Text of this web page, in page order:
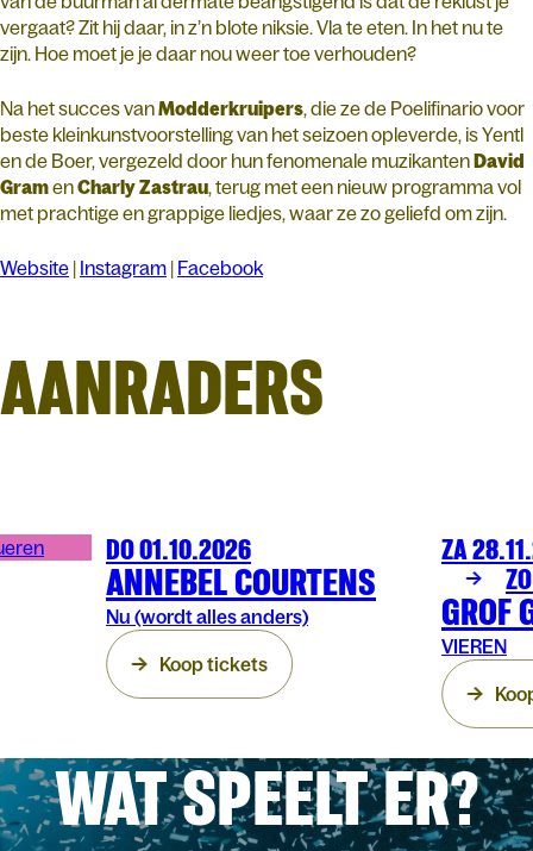
vergaat? Zit hij daar, in z’n blote niksie. Vla te eten. In het nu te
zijn. Hoe moet je je daar nou weer toe verhouden?
Na het succes vanModderkruipers , die ze de Poelifinario voor
beste kleinkunstvoorstelling van het seizoen opleverde, is Yentl
en de Boer, vergezeld door hun fenomenale muzikantenDavid
GramenCharly Zastrau , terug met een nieuw programma vol
met prachtige en grappige liedjes, waar ze zo geliefd om zijn.
Website | Instagram | Facebook
AANRADERS
COMEDYARENBERG
DO 01.10.2026
ANNEBEL COURTENS
Nu (wordt alles anders)
Koop tickets
COMEDY
ZA
GROF
VIEREN
WAT SPEELT ER?